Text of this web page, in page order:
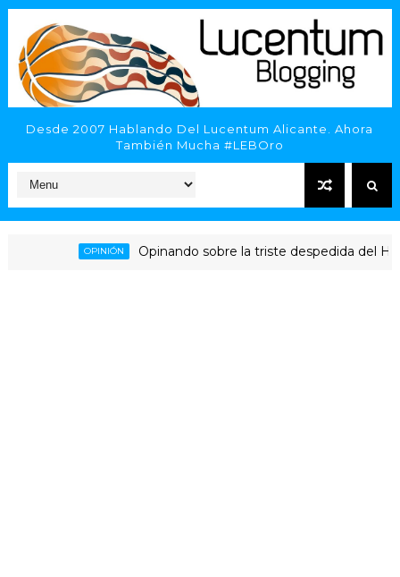
Desde 2007 Hablando Del Lucentum Alicante. Ahora
También Mucha #LEBOro
Opinando sobre la triste despedida del HLA